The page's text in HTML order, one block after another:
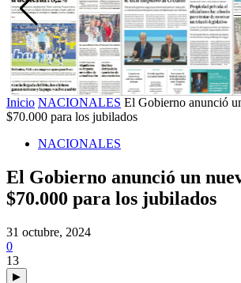
Inicio NACIONALES El Gobierno anunció
$70.000 para los jubilados
NACIONALES
El Gobierno anunció un
$70.000 para los jubilados
31 octubre, 2024
0
13
▶